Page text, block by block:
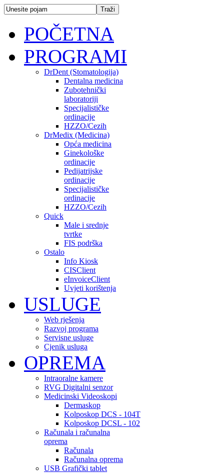
POČETNA
PROGRAMI
DrDent (Stomatologija)
Dentalna medicina
Zubotehnički
laboratoriji
Specijalističke
ordinacije
HZZO/Cezih
DrMedix (Medicina)
Opća medicina
Ginekološke
ordinacije
Pedijatrijske
ordinacije
Specijalističke
ordinacije
HZZO/Cezih
Quick
Male i srednje
tvrtke
FIS podrška
Ostalo
Info Kiosk
CISClient
eInvoiceClient
Uvjeti korištenja
USLUGE
Web rješenja
Razvoj programa
Servisne usluge
Cjenik usluga
OPREMA
Intraoralne kamere
RVG Digitalni senzor
Medicinski Videoskopi
Dermaskop
Kolposkop DCS - 104T
Kolposkop DCSL - 102
Računala i računalna
oprema
Računala
Računalna oprema
USB Grafički tablet